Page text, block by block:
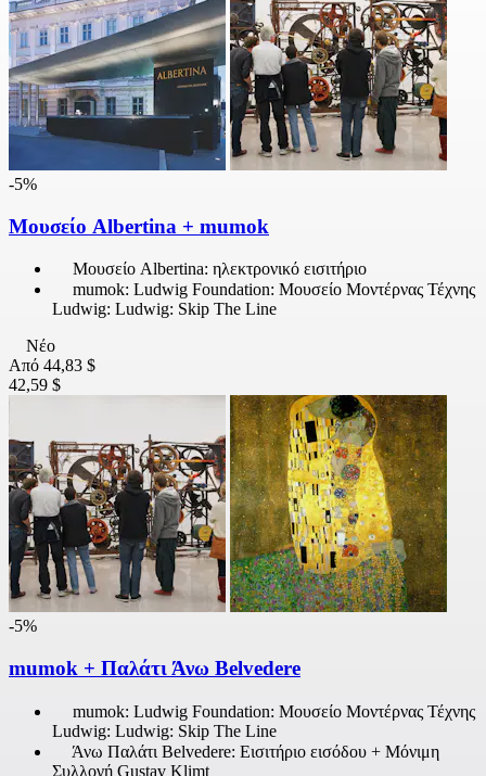
-5%
Μουσείο Albertina + mumok
Μουσείο Albertina: ηλεκτρονικό εισιτήριο
mumok: Ludwig Foundation: Μουσείο Μοντέρνας Τέχνης
Ludwig: Ludwig: Skip The Line
Νέο
Από 44,83 $
42,59 $
-5%
mumok + Παλάτι Άνω Belvedere
mumok: Ludwig Foundation: Μουσείο Μοντέρνας Τέχνης
Ludwig: Ludwig: Skip The Line
Άνω Παλάτι Belvedere: Εισιτήριο εισόδου + Μόνιμη
Συλλογή Gustav Klimt